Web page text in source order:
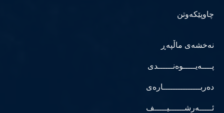
چاوپێکەوتن
نەخشەی ماڵپەڕ
پــــەیـــــوەنــــــدی
دەربـــــــــــــــارەی
ئـــــەرشــــــیـــــف